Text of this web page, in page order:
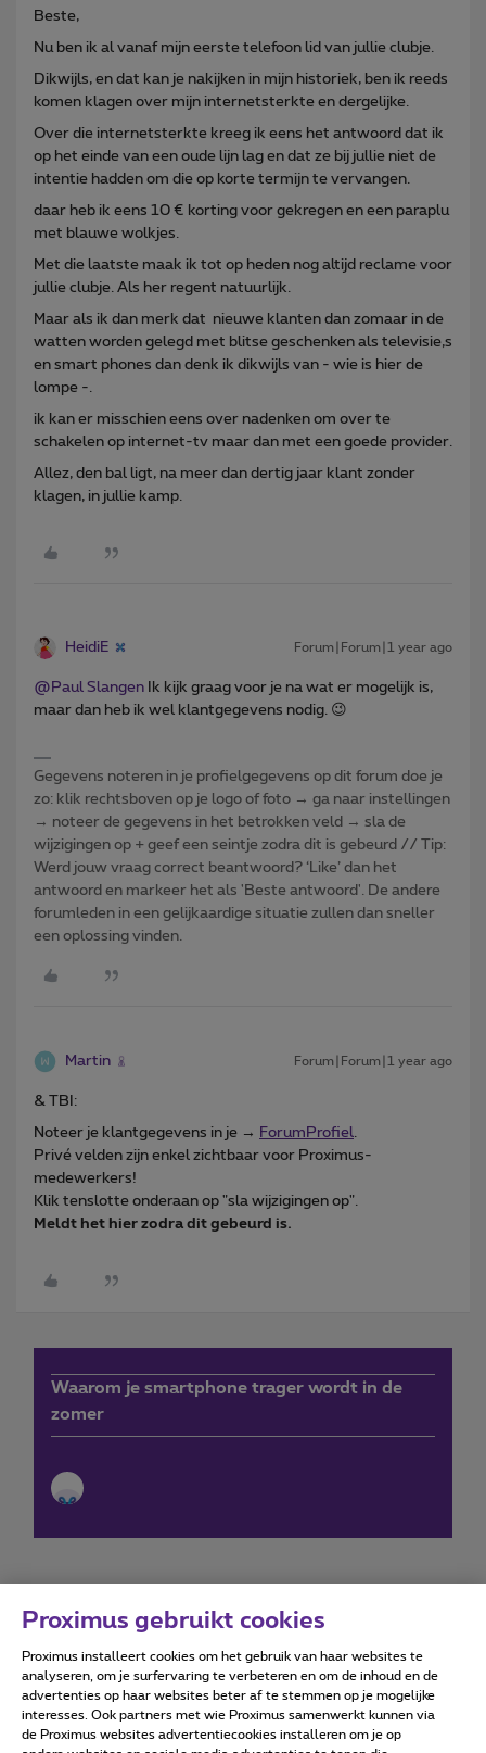
Beste,
Nu ben ik al vanaf mijn eerste telefoon lid van jullie clubje.
Dikwijls, en dat kan je nakijken in mijn historiek, ben ik reeds
komen klagen over mijn internetsterkte en dergelijke.
Over die internetsterkte kreeg ik eens het antwoord dat ik
op het einde van een oude lijn lag en dat ze bij jullie niet de
intentie hadden om die op korte termijn te vervangen.
daar heb ik eens 10 € korting voor gekregen en een paraplu
met blauwe wolkjes.
Met die laatste maak ik tot op heden nog altijd reclame voor
jullie clubje. Als her regent natuurlijk.
Maar als ik dan merk dat nieuwe klanten dan zomaar in de
watten worden gelegd met blitse geschenken als televisie,s
en smart phones dan denk ik dikwijls van - wie is hier de
lompe -.
ik kan er misschien eens over nadenken om over te
schakelen op internet-tv maar dan met een goede provider.
Allez, den bal ligt, na meer dan dertig jaar klant zonder
klagen, in jullie kamp.
HeidiE Forum|Forum|1 year ago
@Paul Slangen Ik kijk graag voor je na wat er mogelijk is,
maar dan heb ik wel klantgegevens nodig. 😉
Gegevens noteren in je profielgegevens op dit forum doe je
zo: klik rechtsboven op je logo of foto → ga naar instellingen
→ noteer de gegevens in het betrokken veld → sla de
wijzigingen op + geef een seintje zodra dit is gebeurd // Tip:
Werd jouw vraag correct beantwoord? ‘Like’ dan het
antwoord en markeer het als 'Beste antwoord'. De andere
forumleden in een gelijkaardige situatie zullen dan sneller
een oplossing vinden.
Martin Forum|Forum|1 year ago
& TBI:
Noteer je klantgegevens in je → ForumProfiel
Privé velden zijn enkel zichtbaar voor Proximus-
medewerkers!
Klik tenslotte onderaan op "sla wijzigingen op".
Meldt het hier zodra dit gebeurd is.
Waarom je smartphone trager wordt in de
zomer
Forumvoorwaarden Accessibility statement
Proximus gebruikt cookies
Proximus installeert cookies om het gebruik van haar websites te
analyseren, om je surfervaring te verbeteren en om de inhoud en de
advertenties op haar websites beter af te stemmen op je mogelijke
interesses. Ook partners met wie Proximus samenwerkt kunnen via
de Proximus websites advertentiecookies installeren om je op